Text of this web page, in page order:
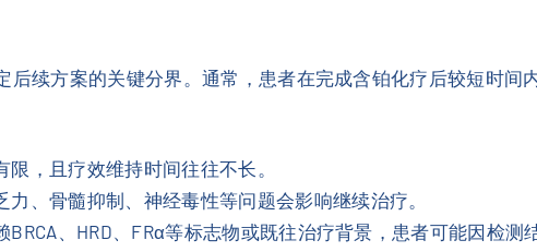
后续方案的关键分界。通常，患者在完成含铂化疗后较短时
，且疗效维持时间往往不长。
力、骨髓抑制、神经毒性等问题会影响继续治疗。
BRCA、HRD、FRα等标志物或既往治疗背景，患者可能因检测